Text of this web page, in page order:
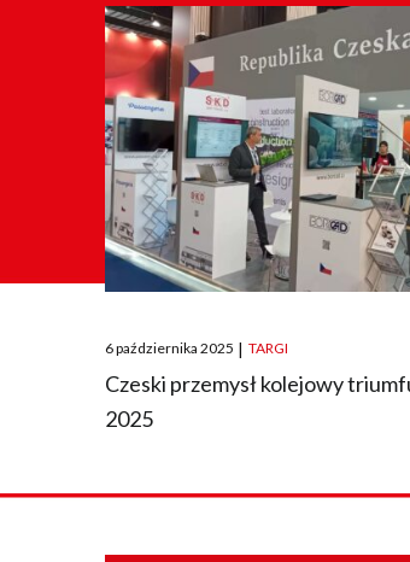
Posted
on
6 października 2025 | TARGI
Czeski przemysł kolejowy
2025